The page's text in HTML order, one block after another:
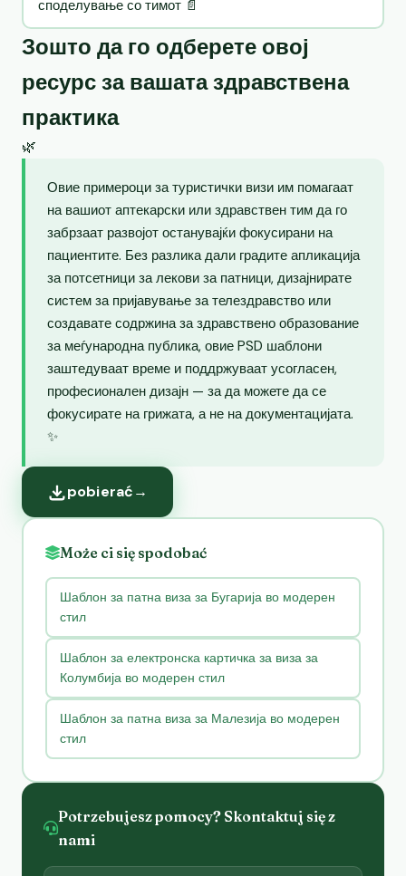
споделување со тимот 📄
Зошто да го одберете овој
ресурс за вашата здравствена
практика
🌿
Овие примероци за туристички визи им помагаат
на вашиот аптекарски или здравствен тим да го
забрзаат развојот останувајќи фокусирани на
пациентите. Без разлика дали градите апликација
за потсетници за лекови за патници, дизајнирате
систем за пријавување за телездравство или
создавате содржина за здравствено образование
за меѓународна публика, овие PSD шаблони
заштедуваат време и поддржуваат усогласен,
професионален дизајн — за да можете да се
фокусирате на грижата, а не на документацијата.
✨
pobierać→
Może ci się spodobać
Шаблон за патна виза за Бугарија во модерен
стил
Шаблон за електронска картичка за виза за
Колумбија во модерен стил
Шаблон за патна виза за Малезија во модерен
стил
Potrzebujesz pomocy? Skontaktuj się z
nami